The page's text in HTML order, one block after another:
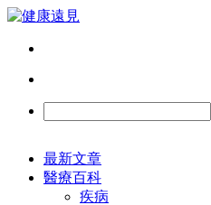
最新文章
醫療百科
疾病